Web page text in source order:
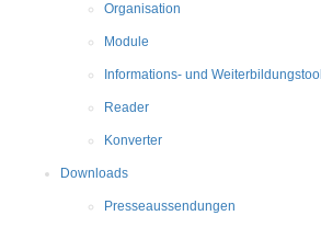
Organisation
Module
Informations- und Weiterbildungstool
Reader
Konverter
Downloads
Presseaussendungen